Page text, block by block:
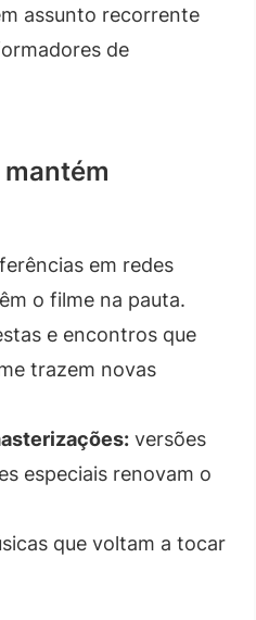
assunto recorrente
de
em redes
o filme na pauta.
e encontros que
trazem novas
versões
especiais renovam o
que voltam a tocar